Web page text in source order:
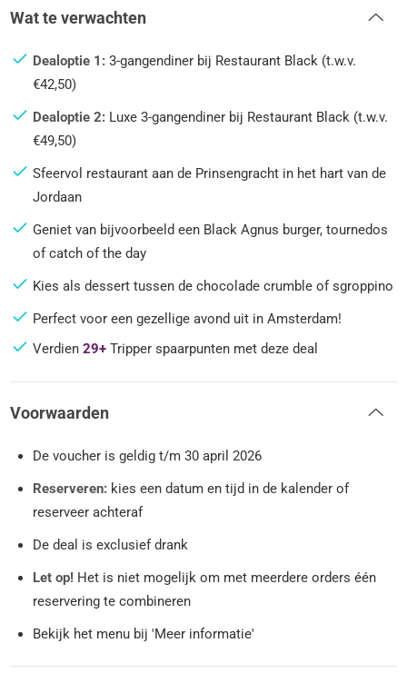
Wat te verwachten
Dealoptie 1: 3-gangendiner bij Restaurant Black (t.w.v.
€42,50)
Dealoptie 2: Luxe 3-gangendiner bij Restaurant Black (t.w.v.
€49,50)
Sfeervol restaurant aan de Prinsengracht in het hart van de
Jordaan
Geniet van bijvoorbeeld een Black Agnus burger, tournedos
of catch of the day
Kies als dessert tussen de chocolade crumble of sgroppino
Perfect voor een gezellige avond uit in Amsterdam!
Verdien29+ Tripper spaarpunten met deze deal
Voorwaarden
De voucher is geldig t/m 30 april 2026
Reserveren: kies een datum en tijd in de kalender of
reserveer achteraf
De deal is exclusief drank
Let op! Het is niet mogelijk om met meerdere orders één
reservering te combineren
Bekijk het menu bij 'Meer informatie'